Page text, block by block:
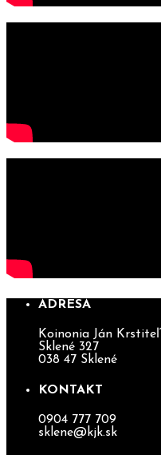
ADRESA
Koinonia Ján Krstiteľ
Sklené 327
038 47 Sklené
KONTAKT
0904 777 709
sklene@kjk.sk